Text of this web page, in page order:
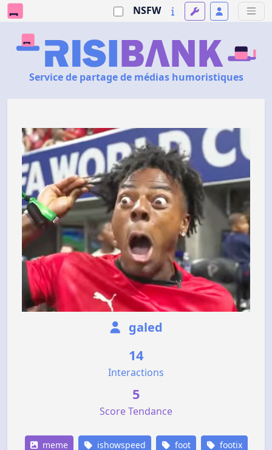
NSFW
Service de partage de médias humoristiques
galed
14
Interactions
5
Score Tendance
meme ishowspeed foot footix